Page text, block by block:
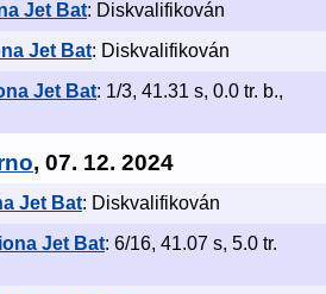
Jet Bat: Diskvalifikován
Jet Bat: Diskvalifikován
Jet Bat: 1/3, 41.31 s, 0.0 tr. b.,
, 07. 12. 2024
Jet Bat: Diskvalifikován
Jet Bat: 6/16, 41.07 s, 5.0 tr.